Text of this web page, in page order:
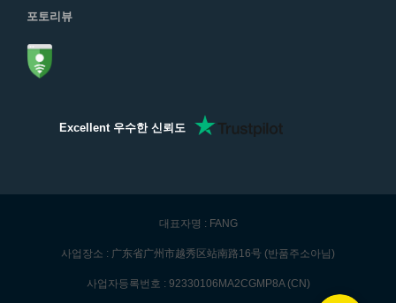
포토리뷰
Excellent 우수한 신뢰도
대표자명 : FANG
사업장소 : 广东省广州市越秀区站南路16号 (반품주소아님)
사업자등록번호 : 92330106MA2CGMP8A (CN)